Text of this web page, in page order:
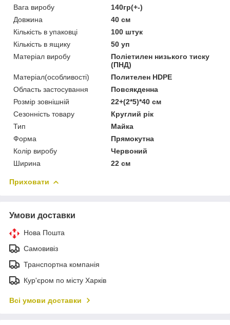
Вага виробу
140гр(+-)
Довжина
40 см
Кількість в упаковці
100 штук
Кількість в ящику
50 уп
Матеріал виробу
Поліетилен низького тиску
(ПНД)
Матеріал(особливості)
Полителен HDPE
Область застосування
Повсякденна
Розмір зовнішній
22+(2*5)*40 см
Сезонність товару
Круглий рік
Тип
Майка
Форма
Прямокутна
Колір виробу
Червоний
Ширина
22 см
Приховати
Умови доставки
Нова Пошта
Самовивіз
Транспортна компанія
Кур'єром по місту Харків
Всі умови доставки